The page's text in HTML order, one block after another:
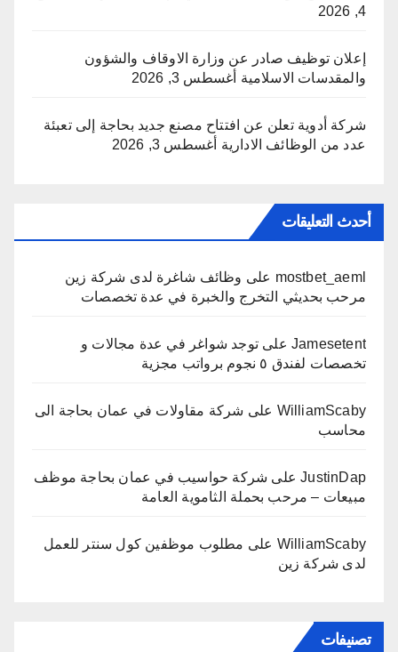
4, 2026
إعلان توظيف صادر عن وزارة الاوقاف والشؤون
والمقدسات الاسلامية أغسطس 3, 2026
شركة أدوية تعلن عن افتتاح مصنع جديد بحاجة إلى تعبئة
عدد من الوظائف الادارية أغسطس 3, 2026
أحدث التعليقات
mostbet_aeml على وظائف شاغرة لدى شركة زين
مرحب بحديثي التخرج والخبرة في عدة تخصصات
Jamesetent على توجد شواغر في عدة مجالات و
تخصصات لفندق ٥ نجوم برواتب مجزية
WilliamScaby على شركة مقاولات في عمان بحاجة الى
محاسب
JustinDapعلى شركة حواسيب في عمان بحاجة موظف
مبيعات – مرحب بحملة الثاموية العامة
WilliamScaby على مطلوب موظفين كول سنتر للعمل
لدى شركة زين
تصنيفات